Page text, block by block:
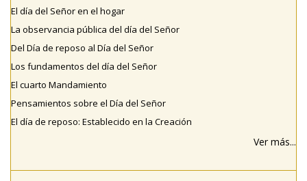
El día del Señor en el hogar
La observancia pública del día del Señor
Del Día de reposo al Día del Señor
Los fundamentos del día del Señor
El cuarto Mandamiento
Pensamientos sobre el Día del Señor
El día de reposo: Establecido en la Creación
Ver más...